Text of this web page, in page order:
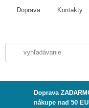
Doprava Kontakty
Doprava
nákupe nad 50